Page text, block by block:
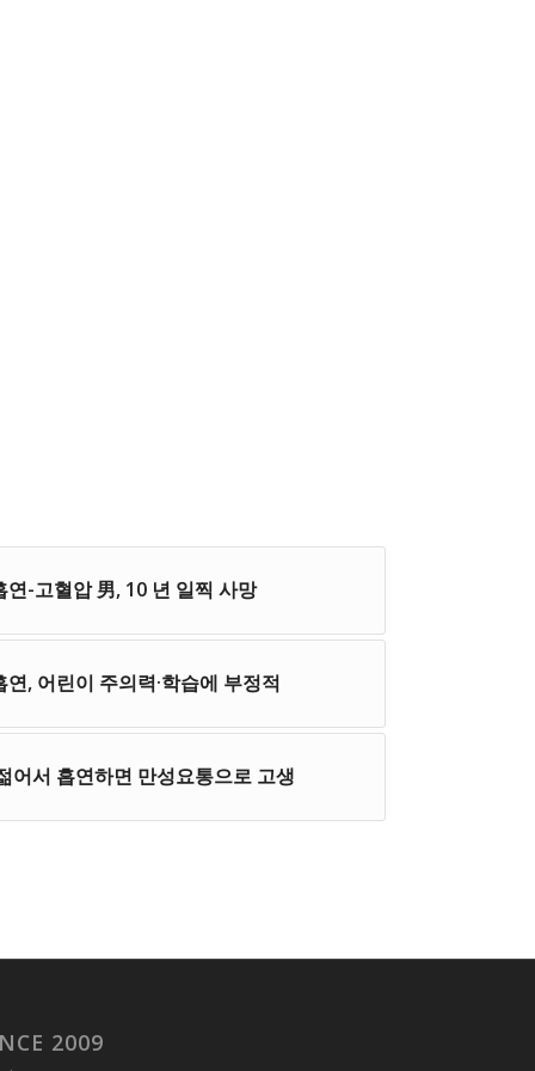
-고혈압 男, 10 년 일찍 사망
, 어린이 주의력·학습에 부정적
어서 흡연하면 만성요통으로 고생
2009